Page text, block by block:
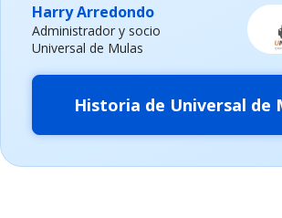
Harry Arredondo
Administrador y socio
Universal de Mulas
Historia de Universal de